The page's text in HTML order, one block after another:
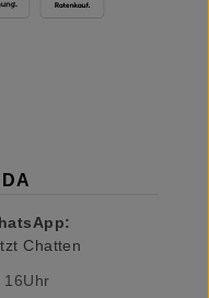
Chatten
16Uhr